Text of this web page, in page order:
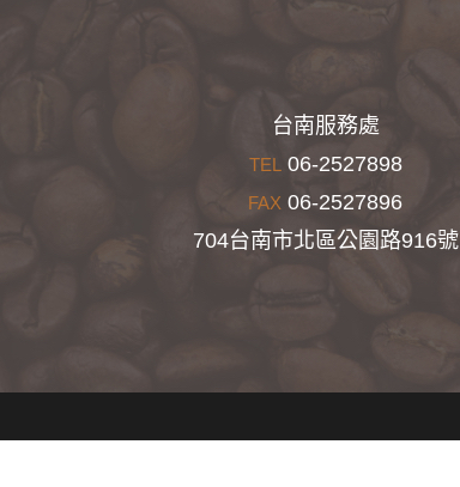
台南服務處
TEL 06-2527898
FAX 06-2527896
704台南市北區公園路916號